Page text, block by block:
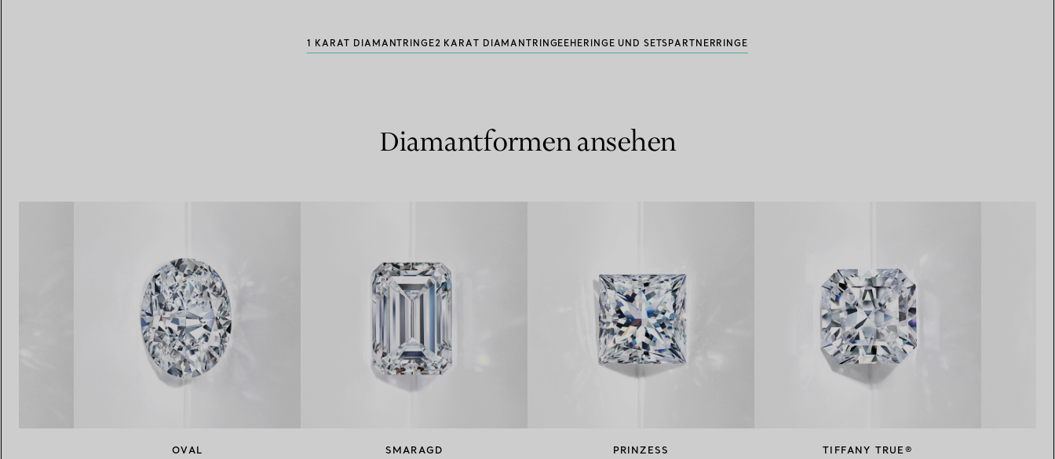
1 KARAT DIAMANTRINGE2 KARAT DIAMANTRINGE EHERINGE UND SETS PARTNERRINGE
Diamantformen ansehen
OVAL SMARAGD PRINZESS TIFFANY TRUE®